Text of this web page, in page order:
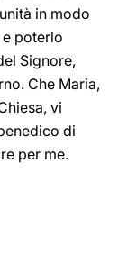
in modo
e poterlo
Signore,
Che Maria,
vi
di
per me.